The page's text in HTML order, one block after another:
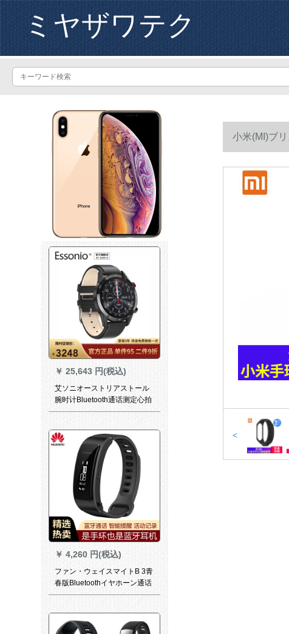
ミヤザワテク
￥ 25,643 円(税込)
艾ソニオーストリアストール
腕时计Bluetooth通话测定心拍
数血压血酸素心电図ビルリン
クス
￥ 4,260 円(税込)
ファン・ウェイスマイトB 3青
春版Bluetoothイヤホーン通话
腕时计男女健康运动5スポーツ
ック
小米(MI)ブ
ルド
<